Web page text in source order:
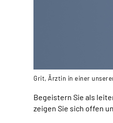
Grit, Ärztin in einer
Begeistern Sie als
zeigen Sie sich offen